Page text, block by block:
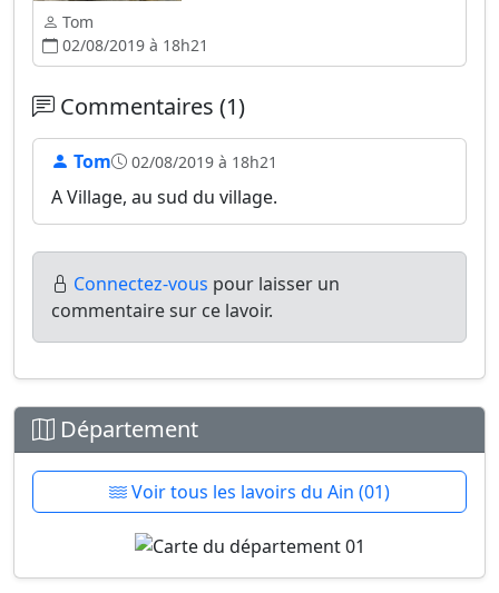
Tom
02/08/2019 à 18h21
Commentaires (1)
Tom 02/08/2019 à 18h21
A Village, au sud du village.
Connectez-vous pour laisser un
commentaire sur ce lavoir.
Département
Voir tous les lavoirs du Ain (01)